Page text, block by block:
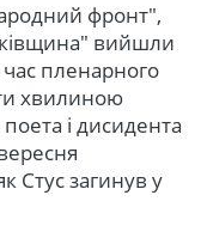
фронт",
вийшли
пленарного
хвилиною
і дисидента
Стус загинув у